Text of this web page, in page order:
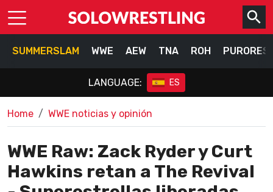
SUMMERSLAM WWE AEW TNA ROH
LANGUAGE: ES
Home WWE noticias y opinión
WWE Raw: Zack Ryder y Curt
Hawkins retan a The Revival